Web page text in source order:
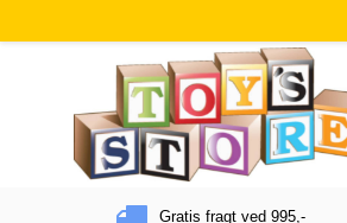
Gratis fragt ved 995,-